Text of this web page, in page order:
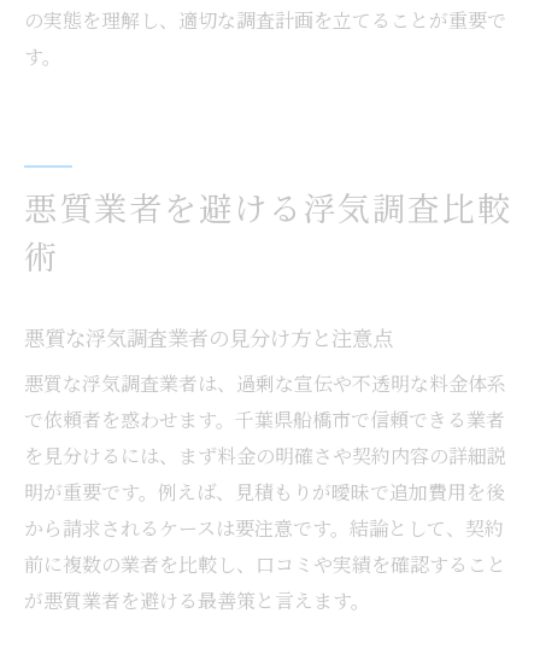
の実態を理解し、適切な調査計画を立てることが重要で
す。
悪質業者を避ける浮気調査比較
術
悪質な浮気調査業者の見分け方と注意点
悪質な浮気調査業者は、過剰な宣伝や不透明な料金体系
で依頼者を惑わせます。千葉県船橋市で信頼できる業者
を見分けるには、まず料金の明確さや契約内容の詳細説
明が重要です。例えば、見積もりが曖昧で追加費用を後
から請求されるケースは要注意です。結論として、契約
前に複数の業者を比較し、口コミや実績を確認すること
が悪質業者を避ける最善策と言えます。